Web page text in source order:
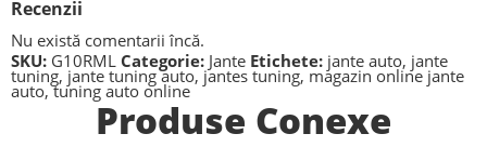
Recenzii
Nu există comentarii încă.
SKU: G10RML Categorie: Jante Etichete: jante auto, jante
tuning, jante tuning auto, jantes tuning, magazin online jante
auto,tuning auto online
Produse Conexe